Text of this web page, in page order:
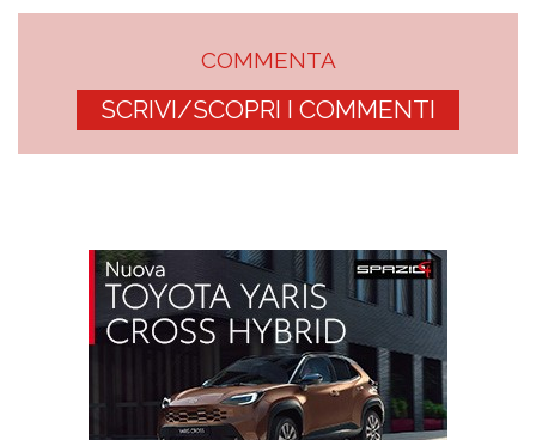
COMMENTA
SCRIVI/SCOPRI I COMMENTI